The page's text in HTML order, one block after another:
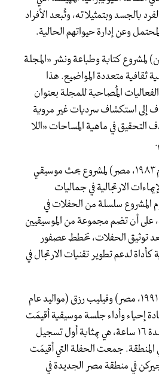
بالجسد وبتمثيلاته، وتُبعد الأفراد
وعن إدارة حيواتهم الحالية.
لمشروع كتابة وطباعة ونشر «المجلة
ثقافية متعددة المواضيع. هذا
المُصاحبة للمجلة بعنوان
إلى استكشاف سرديات غير مروية
في ماهية المساحات «اللا
هدى عصفور (مواليد عام ١٩٨٣، مصر) لمشروع بحث موسيقي
الارتجالية في جماليات
المشروع سلسلة من الحفلات في
على أن تضم مجموعة من الموسيقيين
بعد توثيق الحفلات، تخطط عصفور
كأداة لدعم تطوير تقنيات الارتجال في
ندى الشاذلي (مواليد عام ١٩٩١، مصر) وفيليب رزق (مواليد عام
إحياء وأداء جلسة موسيقية أقيمَت
في عام ١٩٧٢ واستمرت لمدة ١٦ ساعة، هي بمثابة أول تسجيل
المنطقة. جمعت الحفلة التي أقيمَت
في منطقة مصر الجديدة في